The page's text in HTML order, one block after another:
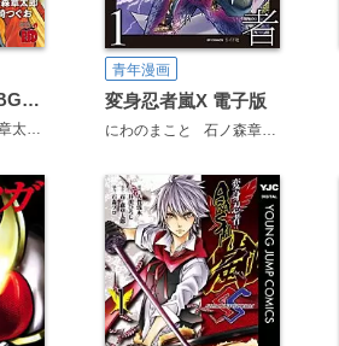
サイボーグ009 BGOOPARTS DELETE
郎
青年漫画
変身忍者嵐X 電子版
にわのまこと 石ノ森章太郎